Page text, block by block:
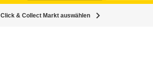
Click & Collect Markt auswählen chevron_right